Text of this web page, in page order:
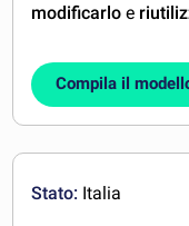
modificarlo e
Compila il
Stato: Italia